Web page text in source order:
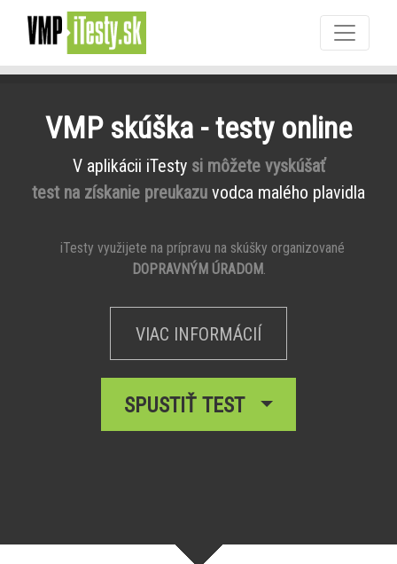
VMP skúška - testy online
V aplikácii iTesty si môžete vyskúšať
test na získanie preukazu vodca malého plavidla
iTesty využijete na prípravu na skúšky organizované
DOPRAVNÝM ÚRADOM.
VIAC INFORMÁCIÍ
SPUSTIŤ TEST